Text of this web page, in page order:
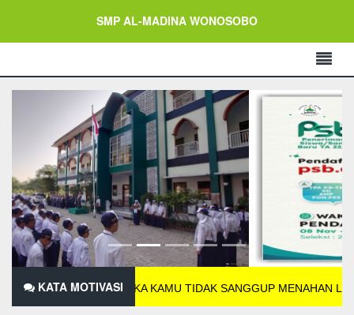
SMP AL-MADINA WONOSOBO
KATA MOTIVASI
JIKA KAMU TIDAK SANGGUP MENAHAN LELAHNYA